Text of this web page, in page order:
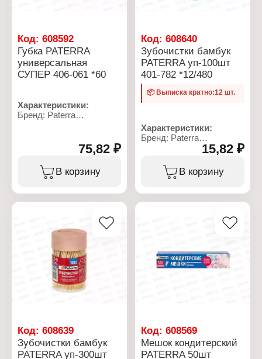
Код: 608592
Губка PATERRA
универсальная
СУПЕР 406-061 *60
Характеристики:
Бренд: Paterra
Назначение: для уборки
универсальная
Модель: "Super"
Количество: 1 шт
Материал:
пенополиуретан
Упаковка: в пакете
75,82 ₽
В корзину
Код:608640
Зубочистки бамбук
PATERRA уп-100шт
401-782 *12/480
📦 Выписка кратно:12 шт.
Характеристики:
Бренд: Paterra
Артикул: 401-782
Тип товара: Зубочистки
Материал: бамбуковые
Длина: 6,5 см
15,82 ₽
В корзину
Код: 608639
Зубочистки бамбук
PATERRA уп-300шт
Код:608569
Мешок кондитерский
PATERRA 50шт